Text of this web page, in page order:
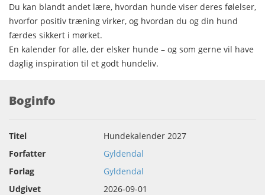
Du kan blandt andet lære, hvordan hunde viser deres følelser,
hvorfor positiv træning virker, og hvordan du og din hund
færdes sikkert i mørket.
En kalender for alle, der elsker hunde – og som gerne vil have
daglig inspiration til et godt hundeliv.
Boginfo
Titel
Hundekalender 2027
Forfatter
Gyldendal
Forlag
Gyldendal
Udgivet
2026-09-01